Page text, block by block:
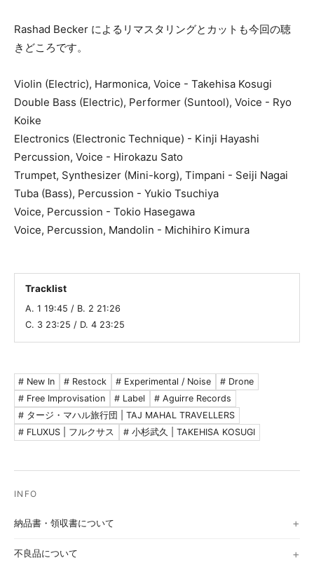
Rashad Becker によるリマスタリングとカットも今回の聴
きどころです。
Violin (Electric), Harmonica, Voice - Takehisa Kosugi
Double Bass (Electric), Performer (Suntool), Voice - Ryo
Koike
Electronics (Electronic Technique) - Kinji Hayashi
Percussion, Voice - Hirokazu Sato
Trumpet, Synthesizer (Mini-korg), Timpani - Seiji Nagai
Tuba (Bass), Percussion - Yukio Tsuchiya
Voice, Percussion - Tokio Hasegawa
Voice, Percussion, Mandolin - Michihiro Kimura
Tracklist
A. 1 19:45 / B. 2 21:26
C. 3 23:25 / D. 4 23:25
# New In # Restock # Experimental / Noise
# Drone
# Free Improvisation
# Label
# Aguirre Records
# タージ・マハル旅行団 | TAJ MAHAL TRAVELLERS
# FLUXUS | フルクサス
# 小杉武久 | TAKEHISA KOSUGI
納品書・領収書について
不良品について